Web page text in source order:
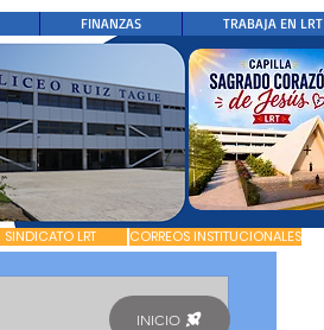
FINANZAS TRABAJA EN LRT
SINDICATO LRT CORREOS INSTITUCIONALES
INICIO